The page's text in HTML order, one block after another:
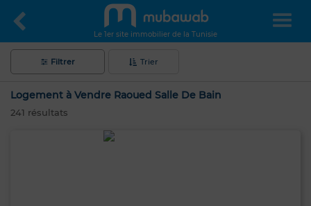
Le 1er site immobilier de la Tunisie
Filtrer Trier
Logement à Vendre Raoued Salle De Bain
241 résultats